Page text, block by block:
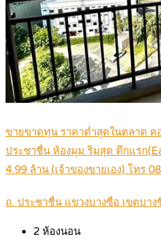
ขายขาดทุน ราคาต่ำสุดในตลาด ค
ประชาชื่น ห้องมุม ริมสุด ตึกแรก
4.99 ล้าน (เจ้าของขายเอง) โทร
ถ. ประชาชื่น แขวงบางซื่อ เขตบา
2 ห้องนอน